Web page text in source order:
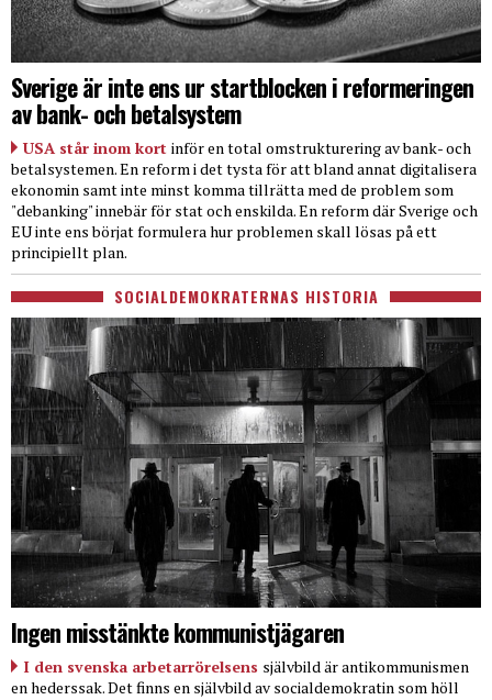
Sverige är inte ens ur startblocken i reformeringen
av bank- och betalsystem
USA står inom kort inför en total omstrukturering av bank- och
betalsystemen. En reform i det tysta för att bland annat digitalisera
ekonomin samt inte minst komma tillrätta med de problem som
"debanking" innebär för stat och enskilda. En reform där Sverige och
EU inte ens börjat formulera hur problemen skall lösas på ett
principiellt plan.
SOCIALDEMOKRATERNAS HISTORIA
Ingen misstänkte kommunistjägaren
I den svenska arbetarrörelsens självbild är antikommunismen
en hederssak. Det finns en självbild av socialdemokratin som höll